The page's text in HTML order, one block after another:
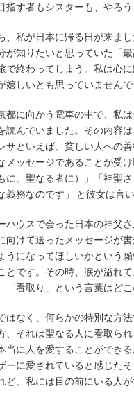
指す者もシスターも、やろ
、私が日本に帰る日が来ま
が知りたいと思っていた「
で終わってしまう。私は心
嬉しいとも思っていませ
に向かう電車の中で、私
読んでいました。その内容
サといえば、貧しい人への
ッセージであることが受
に、聖なる者に）」「神聖
務なのです」 と彼女は言
ハウスで会った日本の神父
向けて送ったメッセージが
うになってほしいかという
とです。その時、涙が溢
看取り」という言葉はど
はなく、何らかの特別な方
、それは聖なる人に看取ら
当に人を愛することができ
ーに愛されていると感じた
ど、私には目の前にいる人